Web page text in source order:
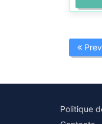
Politique